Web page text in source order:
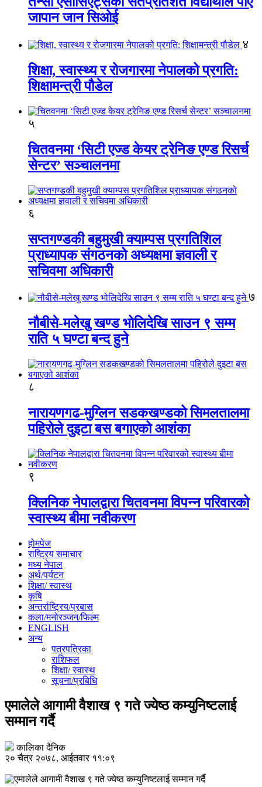
जापान जान सिओई
४
शिक्षा, स्वास्थ्य र रोजगारमा नेपालको प्रगति:
शिक्षामन्त्री पौडेल
५
चितवनमा ‘सिटी एज्ड केयर ट्रेनिङ एण्ड रिसर्च
सेन्टर’ सञ्चालनमा
६
सप्तगण्डकी बहुमुखी क्याम्पस प्रगतिशिल
प्राध्यापक संगठनको अध्यक्षमा ज्ञवाली र
सचिवमा अधिकारी
७
नौबीसे-मलेखु खण्ड भोलिदेखि साउन ९ सम्म
राति ५ घण्टा बन्द हुने
८
नारायणगढ-मुग्लिन सडकखण्डको सिमलतालमा
पहिरोले दुइटा बस बगाएको आशंका
९
क्लिनिक नेपालद्वारा चितवनमा विपन्न परिवारको
स्वास्थ्य बीमा नवीकरण
होमपेज
राष्ट्रिय समाचार
मध्य नेपाल
अर्थ/पर्यटन
शिक्षा/ स्वास्थ
कृषि
अन्तर्राष्ट्रिय/प्रबास
कला/मनोरञ्जन/फिल्म
ENGLISH
अन्य
पत्रपत्रिका
राशिफल
शिक्षा/ स्वास्थ
सूचना/प्रबिधि
एमालेले आगामी वैशाख ९ गते ज्येष्ठ कम्युनिष्टलाई
सम्मान गर्दै
कालिका दैनिक
२० चैत्र २०७८, आईतवार ११:०९